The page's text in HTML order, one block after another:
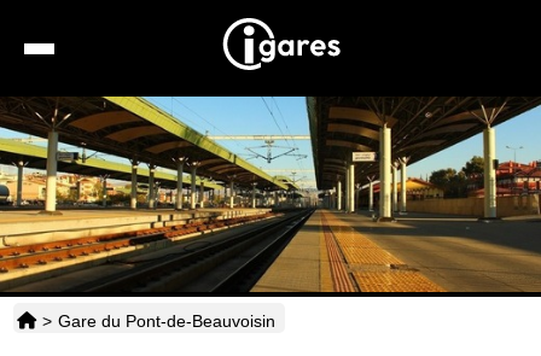
Recherche
Location de voiture
Hôtels
Taxis
> Gare du Pont-de-Beauvoisin